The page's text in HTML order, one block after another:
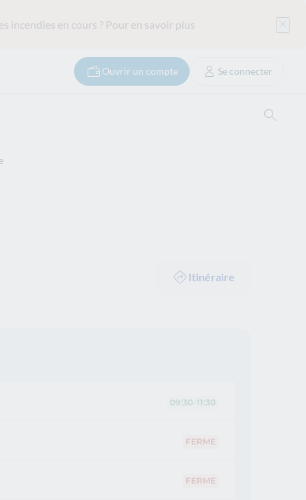
incendies en cours ? Pour en savoir plus
Ouvrir un compte Se connecter
Itinéraire
09:30-11:30
FERME
FERME